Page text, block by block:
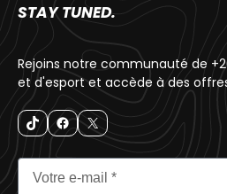
STAY TUNED.
Rejoins notre communauté de
et d'esport et accède à des